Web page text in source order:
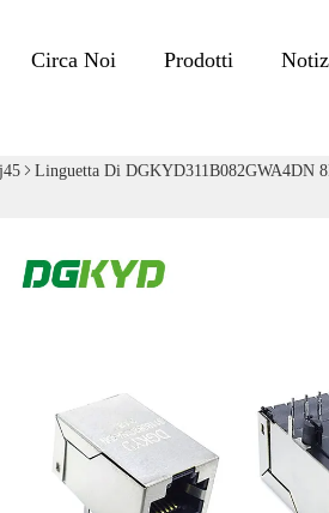
Circa Noi Prodotti
Linguetta Di DGKYD311B082GWA4DN